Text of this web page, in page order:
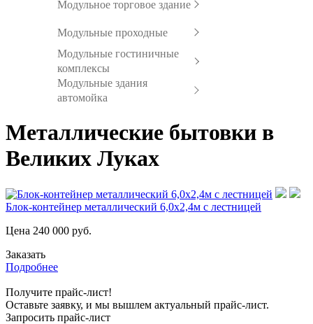
Модульное торговое здание
Модульные проходные
Модульные гостиничные
комплексы
Модульные здания
автомойка
Металлические бытовки в
Великих Луках
Блок-контейнер металлический 6,0х2,4м с лестницей
Цена 240 000 руб.
Заказать
Подробнее
Получите прайс-лист!
Оставьте заявку, и мы вышлем актуальный прайс-лист.
Запросить прайс-лист